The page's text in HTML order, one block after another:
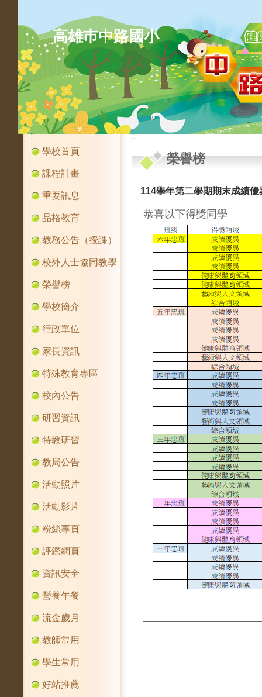
高雄巿中路國小
:::
學校首頁
課程計畫
重要訊息
品格教育
教務公告（授課）
校外人士協同教學
榮譽榜
學校簡介
行政單位
家長資訊
特殊教育專區
校內公告
研習資訊
特教研習
教局公告
活動照片
活動影片
粉絲專頁
評鑑網頁
資訊安全
營養午餐
流金歲月
教師常用
學生常用
好站推薦
:::
榮譽榜
114學年第二學期期末成績優
恭喜以下得獎同學